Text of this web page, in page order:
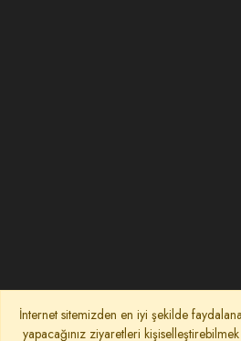
İnternet sitemizden en iyi şekilde
yapacağınız ziyaretleri